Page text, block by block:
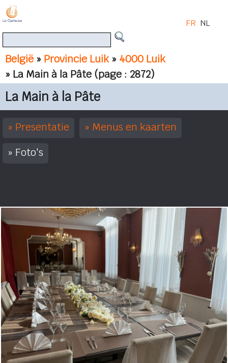
België » Provincie Luik» 4000 Luik
» La Main à la Pâte (page : 2872)
FR NL
La Main à la Pâte
Presentatie
Menus en kaarten
Foto's